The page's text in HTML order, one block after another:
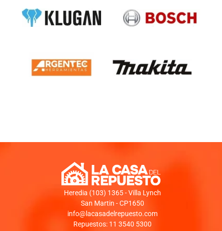
Heredia (103) 1365 - Villa Lynch
San Martin - CP1650
info@lacasadelrepuesto.com
Repuestos: 11 3540 5300